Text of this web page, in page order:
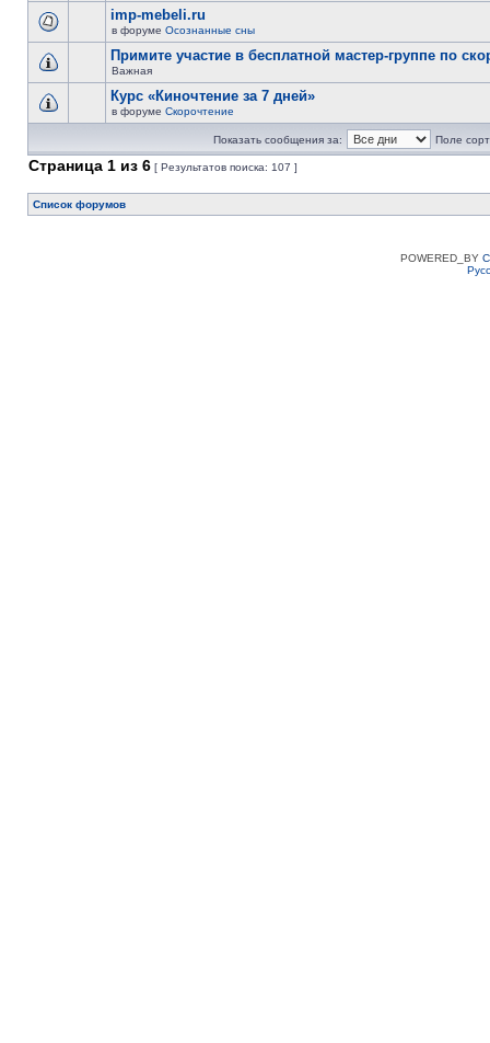
imp-mebeli.ru
в форуме Осознанные сны
Примите участие в бесплатной мастер-группе по
Важная
Курс «Киночтение за 7 дней»
в форуме Скорочтение
Показать сообщения за: Поле
Страница 1 из 6 [ Результатов поиска: 107 ]
Список форумов
POWERED_BY